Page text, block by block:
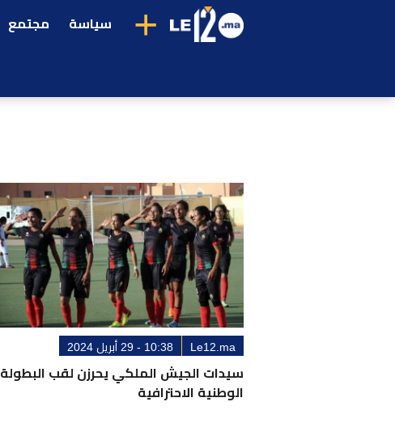
+ سياسة مجتمع
Le12.ma 10:38 - 29 أبريل 2024
سيدات الجيش الملكي يحرزن لقب البطولة
الوطنية الاحترافية